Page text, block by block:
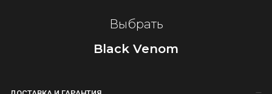
Выбрать
Black Venom